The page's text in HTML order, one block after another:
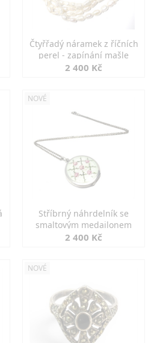
Čtyřřadý náramek z říčních
perel - zapínání mašle
2 400 Kč
NOVÉ
Stříbrný náhrdelník se
smaltovým medailonem
2 400 Kč
NOVÉ